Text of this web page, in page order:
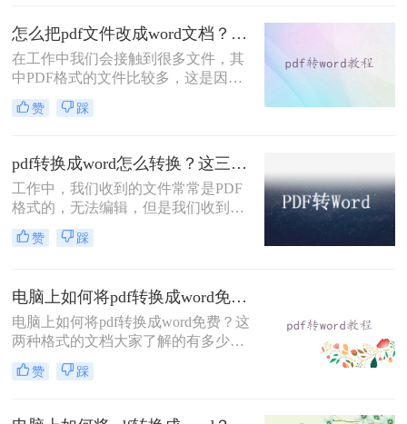
次遇到这种问题就不用担心了。
怎么把pdf文件改成word文档？这五种转换方法保证让你满意！
在工作中我们会接触到很多文件，其
中PDF格式的文件比较多，这是因为
PDF格式的文件比较稳定，深的办公
职员的喜欢，但是PDF文件也是有缺
不像word、excel、TXT这些文件，打
开就能直接编辑，当我们想要编辑
PDF文件时就要用PDF编辑器来打
开，而且还要开会员才能使用，所以
很多人都会将pdf文件改成word文档，
这样就不用那么麻烦去编辑了，那么
吗？下面就来给大家讲讲pdf转word的
方法吧。
赞 踩
pdf转换成word怎么转换？这三种方法简单易学，你一定要知道！
工作中，我们收到的文件常常是PDF
格式的，无法编辑，但是我们收到的
文件一般除了浏览还需要编辑外，想
要编辑时，就要将pdf转换成word，那
会你快速转换。
赞 踩
电脑上如何将pdf转换成word免费？教给大家三种方法！
电脑上如何将pdf转换成word免费？这
两种格式的文档大家了解的有多少？
如果你还是初入职场的菜鸟不懂得对
文件的运用，那么一定快快学起来，
档，同时也需要格式转换，比如说将
赞 踩